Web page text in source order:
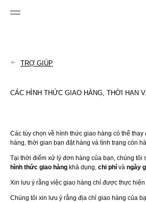
TRỢ GIÚP
CÁC HÌNH THỨC GIAO HÀNG, THỜI HẠN
Các tùy chọn về hình thức giao hàng có thể
hàng, thời gian bạn đặt hàng và tình trạng còn
hình thức giao hàng khả dụng, chi phí và ngày
Xin lưu ý rằng việc giao hàng chỉ được thực
Chúng tôi xin lưu ý rằng địa chỉ giao hàng của